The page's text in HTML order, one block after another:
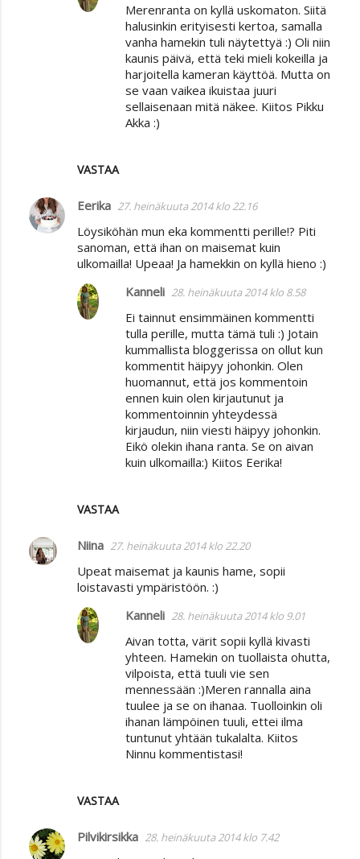
VASTAA
Merenranta on kyllä uskomaton. Siitä
halusinkin erityisesti kertoa, samalla
vanha hamekin tuli näytettyä :) Oli niin
kaunis päivä, että teki mieli kokeilla ja
harjoitella kameran käyttöä. Mutta on
se vaan vaikea ikuistaa juuri
sellaisenaan mitä näkee. Kiitos Pikku
Akka :)
Eerika 27. heinäkuuta 2014 klo 22.16
Löysiköhän mun eka kommentti perille!? Piti
sanoman, että ihan on maisemat kuin
ulkomailla! Upeaa! Ja hamekkin on kyllä hieno :)
VASTAA
Kanneli 28. heinäkuuta 2014 klo 8.58
Ei tainnut ensimmäinen kommentti
tulla perille, mutta tämä tuli :) Jotain
kummallista bloggerissa on ollut kun
kommentit häipyy johonkin. Olen
huomannut, että jos kommentoin
ennen kuin olen kirjautunut ja
kommentoinnin yhteydessä
kirjaudun, niin viesti häipyy johonkin.
Eikö olekin ihana ranta. Se on aivan
kuin ulkomailla:) Kiitos Eerika!
Niina 27. heinäkuuta 2014 klo 22.20
Upeat maisemat ja kaunis hame, sopii
loistavasti ympäristöön. :)
VASTAA
Kanneli 28. heinäkuuta 2014 klo 9.01
Aivan totta, värit sopii kyllä kivasti
yhteen. Hamekin on tuollaista ohutta,
vilpoista, että tuuli vie sen
mennessään :)Meren rannalla aina
tuulee ja se on ihanaa. Tuolloinkin oli
ihanan lämpöinen tuuli, ettei ilma
tuntunut yhtään tukalalta. Kiitos
Ninnu kommentistasi!
Pilvikirsikka 28. heinäkuuta 2014 klo 7.42